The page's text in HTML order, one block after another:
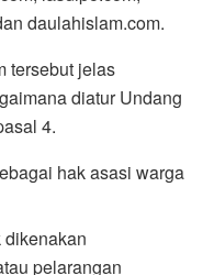
daulahislam.com.
tersebut jelas
diatur Undang
4.
hak asasi warga
dikenakan
pelarangan